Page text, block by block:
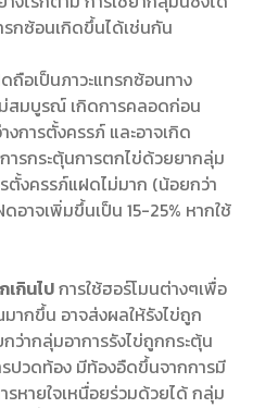
รกซ้อนเกิดขึ้นได้เช่นกัน
ถือเป็นภาวะแทรกซ้อนทาง
สมบูรณ์ เกิดการคลอดก่อน
การตั้งครรภ์ และอาจเกิด
ารกระตุ้นการตกไข่ด้วยยากลุ่ม
ตั้งครรภ์แฝดไม่มาก (น้อยกว่า
อาจเพิ่มขึ้นเป็น 15-25% หากใช้
เกินไปการใช้ฮอร์โมนต่างๆเพื่อ
ากขึ้น อาจส่งผลให้รังไข่ถูก
ว่ากลุ่มอาการรังไข่ถูกกระตุ้น
รปวดท้อง มีท้องอืดขึ้นจากการมี
รหายใจเหนื่อยร่วมด้วยได้ กลุ่ม